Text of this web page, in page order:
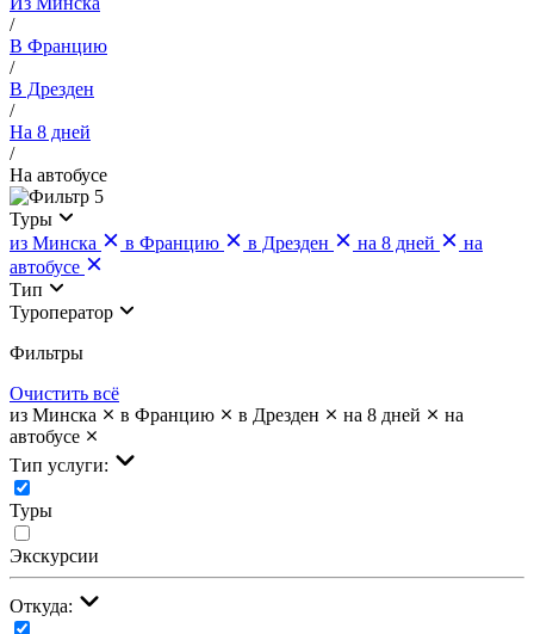
/
В Францию
/
В Дрезден
/
На 8 дней
/
На автобусе
5
Туры
из Минска
в Францию в Дрезден на 8 дней
на
автобусе
Тип
Туроператор
Фильтры
Очистить всё
из Минска
в Францию в Дрезден на 8 дней
на
автобусе
Тип услуги:
Туры
Экскурсии
Откуда: